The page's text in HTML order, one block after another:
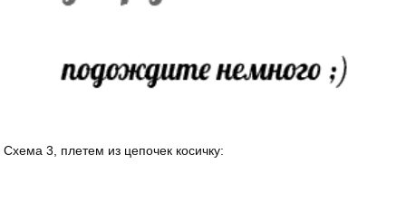
Схема 3, плетем из цепочек косичку: